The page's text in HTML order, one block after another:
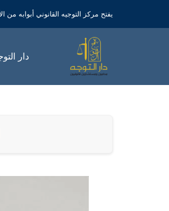
يفتح مركز التوجيه القانوني أبوابه من الأحد إلى
دار